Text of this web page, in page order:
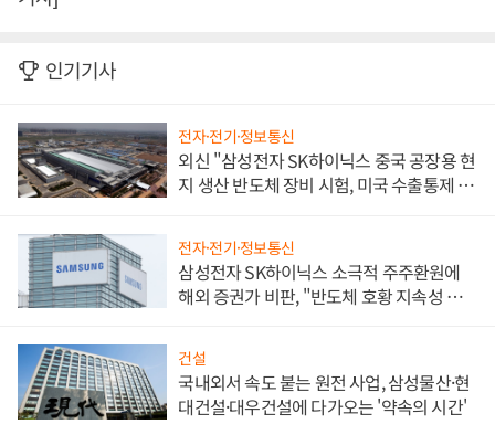
인기기사
전자·전기·정보통신
외신 "삼성전자 SK하이닉스 중국 공장용 현
지 생산 반도체 장비 시험, 미국 수출통제 대
전자·전기·정보통신
삼성전자 SK하이닉스 소극적 주주환원에
해외 증권가 비판, "반도체 호황 지속성 의
건설
국내외서 속도 붙는 원전 사업, 삼성물산·현
대건설·대우건설에 다가오는 '약속의 시간'